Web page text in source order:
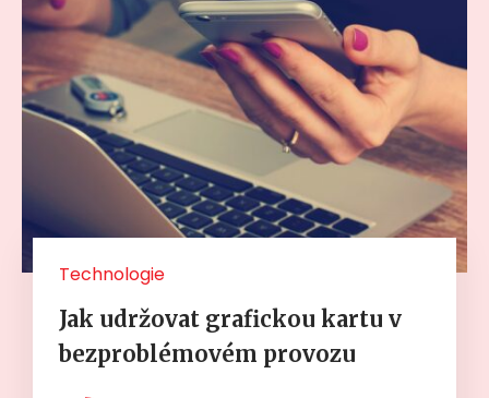
Technologie
Jak udržovat grafickou kartu v
bezproblémovém provozu